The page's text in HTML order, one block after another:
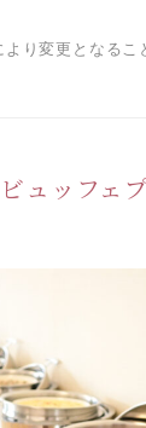
り変更となるこ
ュッフェ